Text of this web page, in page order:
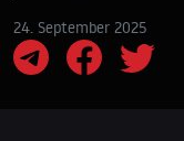
24. September 2025